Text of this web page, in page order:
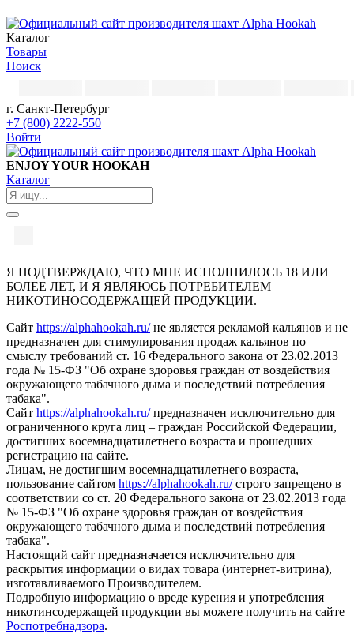
Каталог
Товары
Поиск
г. Санкт-Петербург
+7 (800) 2222-550
Войти
ENJOY YOUR HOOKAH
Каталог
Я ПОДТВЕРЖДАЮ, ЧТО МНЕ ИСПОЛНИЛОСЬ 18 ИЛИ
БОЛЕЕ ЛЕТ, И Я ЯВЛЯЮСЬ ПОТРЕБИТЕЛЕМ
НИКОТИНОСОДЕРЖАЩЕЙ ПРОДУКЦИИ.
Сайт https://alphahookah.ru/не является рекламой кальянов и не
предназначен для стимулирования продаж кальянов по
смыслу требований ст. 16 Федерального закона от 23.02.2013
года № 15-ФЗ "Об охране здоровья граждан от воздействия
окружающего табачного дыма и последствий потребления
табака".
Сайт https://alphahookah.ru/предназначен исключительно для
ограниченного круга лиц – граждан Российской Федерации,
достигших восемнадцатилетнего возраста и прошедших
регистрацию на сайте.
Лицам, не достигшим восемнадцатилетнего возраста,
пользование сайтом https://alphahookah.ru/строго запрещено в
соответствии со ст. 20 Федерального закона от 23.02.2013 года
№ 15-ФЗ "Об охране здоровья граждан от воздействия
окружающего табачного дыма и последствий потребления
табака".
Настоящий сайт предназначается исключительно для
раскрытия информации о видах товара (интернет-витрина),
изготавливаемого Производителем.
Подробную информацию о вреде курения и употребления
никотинсодержащей продукции вы можете получить на сайте
Роспотребнадзора.